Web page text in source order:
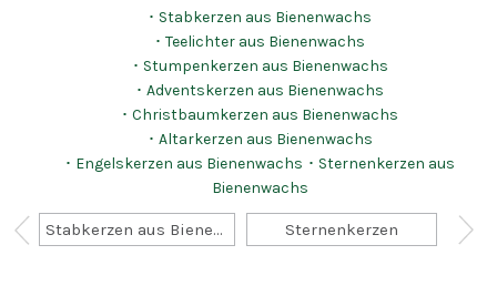
･ Stabkerzen aus Bienenwachs
･ Teelichter aus Bienenwachs
･ Stumpenkerzen aus Bienenwachs
･ Adventskerzen aus Bienenwachs
･ Christbaumkerzen aus Bienenwachs
･ Altarkerzen aus Bienenwachs
･ Engelskerzen aus Bienenwachs ･ Sternenkerzen aus
Bienenwachs
Stabkerzen aus Bienenwachs Sternenkerzen